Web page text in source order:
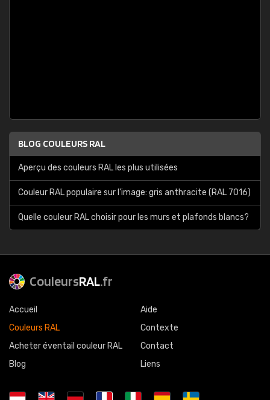
BLOG COULEURS RAL
Aperçu des couleurs RAL les plus utilisées
Couleur RAL populaire sur l'image: gris anthracite (RAL 7016)
Quelle couleur RAL choisir pour les murs et plafonds blancs?
CouleursRAL.fr
Accueil
Couleurs RAL
Acheter éventail couleur RAL
Blog
Aide
Contexte
Contact
Liens